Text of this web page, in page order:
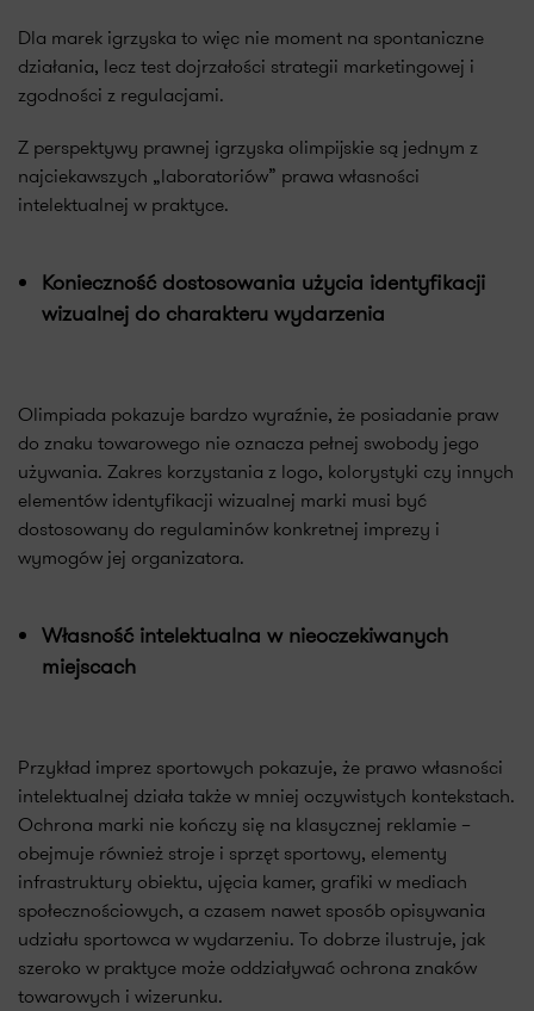
Dla marek igrzyska to więc nie moment na spontaniczne
działania, lecz test dojrzałości strategii marketingowej i
zgodności z regulacjami.
Z perspektywy prawnej igrzyska olimpijskie są jednym z
najciekawszych „laboratoriów” prawa własności
intelektualnej w praktyce.
Konieczność dostosowania użycia identyfikacji
wizualnej do charakteru wydarzenia
Olimpiada pokazuje bardzo wyraźnie, że posiadanie praw
do znaku towarowego nie oznacza pełnej swobody jego
używania. Zakres korzystania z logo, kolorystyki czy innych
elementów identyfikacji wizualnej marki musi być
dostosowany do regulaminów konkretnej imprezy i
wymogów jej organizatora.
Własność intelektualna w nieoczekiwanych
miejscach
Przykład imprez sportowych pokazuje, że prawo własności
intelektualnej działa także w mniej oczywistych kontekstach.
Ochrona marki nie kończy się na klasycznej reklamie –
obejmuje również stroje i sprzęt sportowy, elementy
infrastruktury obiektu, ujęcia kamer, grafiki w mediach
społecznościowych, a czasem nawet sposób opisywania
udziału sportowca w wydarzeniu. To dobrze ilustruje, jak
szeroko w praktyce może oddziaływać ochrona znaków
towarowych i wizerunku.